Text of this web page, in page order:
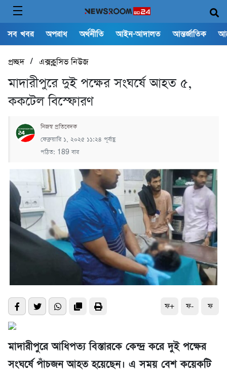
সব খবর অপরাধ অর্থনীতি আইন-আদালত আন্তর্জাতিক
প্রচ্ছদ/ এক্সক্লুসিভ নিউজ
মাদারীপুরে দুই পক্ষের সংঘর্ষে আহত ৫,
ককটেল বিস্ফোরণ
নিজস্ব প্রতিবেদক
ফেব্রুয়ারি ১, ২০২৫ ১১:২৪ পূর্বাহ্ণ
পঠিত: 189 বার
ফ+ ফ- ফ
মাদারীপুরে আধিপত্য বিস্তারকে কেন্দ্র করে দুই পক্ষের
সংঘর্ষে পাঁচজন আহত হয়েছেন। এ সময় বেশ কয়েকটি